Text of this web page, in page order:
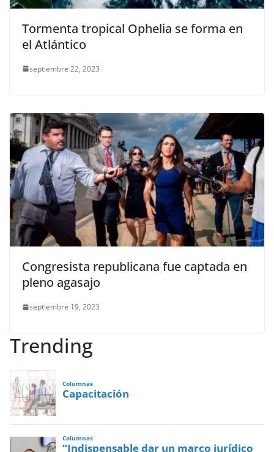
Tormenta tropical Ophelia se forma en
el Atlántico
septiembre 22, 2023
Congresista republicana fue captada en
pleno agasajo
septiembre 19, 2023
Trending